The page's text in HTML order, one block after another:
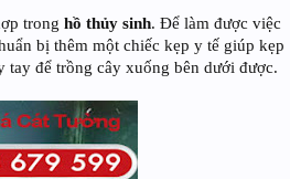
tronghồ thủy sinh. Để làm được việc
bị thêm một chiếc kẹp y tế giúp kẹp
tay để trồng cây xuống bên dưới được.